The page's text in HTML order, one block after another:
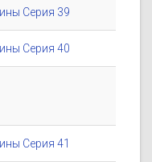
Серия 39
Серия 40
Серия 41